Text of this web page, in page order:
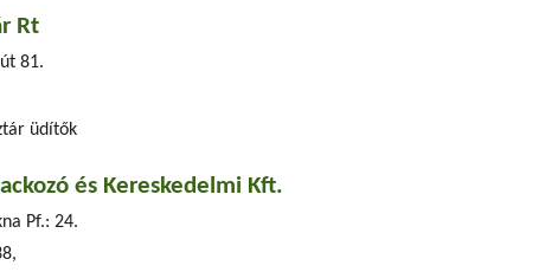
Rt
81.
üdítők
és Kereskedelmi Kft.
Pf.: 24.